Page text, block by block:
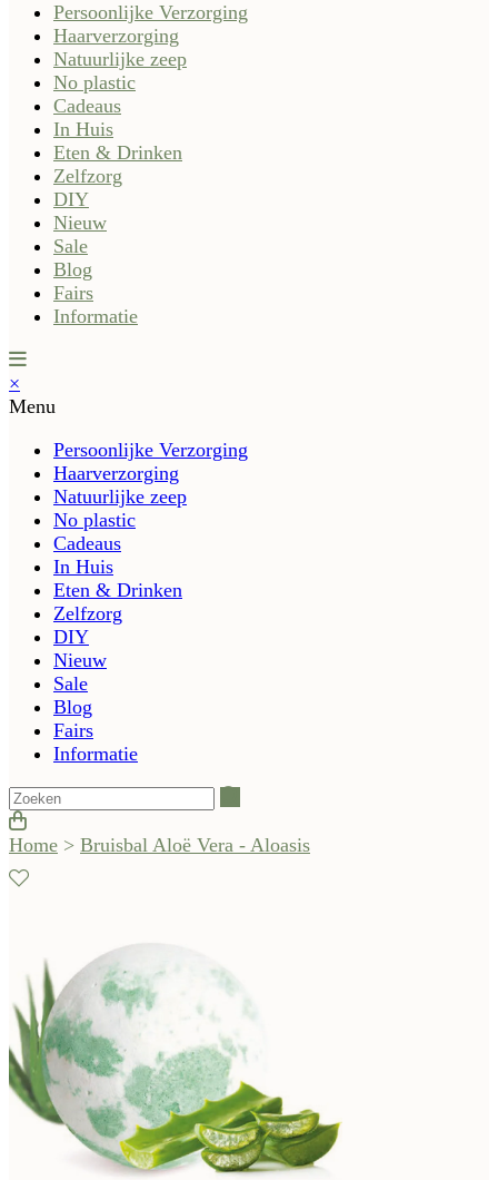
Persoonlijke Verzorging
Haarverzorging
Natuurlijke zeep
No plastic
Cadeaus
In Huis
Eten & Drinken
Zelfzorg
DIY
Nieuw
Sale
Blog
Fairs
Informatie
×
Menu
Persoonlijke Verzorging
Haarverzorging
Natuurlijke zeep
No plastic
Cadeaus
In Huis
Eten & Drinken
Zelfzorg
DIY
Nieuw
Sale
Blog
Fairs
Informatie
Home > Bruisbal Aloë Vera - Aloasis